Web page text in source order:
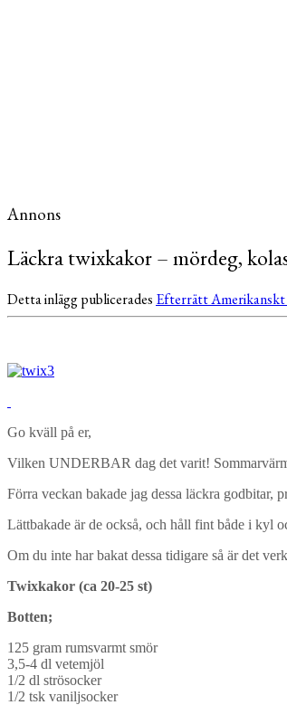
Annons
Läckra twixkakor – mördeg,
Detta inlägg publicerades EfterrättAmerikanskt
Go kväll på er,
Vilken UNDERBAR dag det varit!
Förra veckan bakade jag dessa läckra godbitar,
Lättbakade är de också, och håll fint både i kyl
Om du inte har bakat dessa tidigare så är det
Twixkakor (ca 20-25 st)
Botten;
125 gram rumsvarmt smör
3,5-4 dl vetemjöl
1/2 dl strösocker
1/2 tsk vaniljsocker